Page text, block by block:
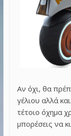
Αν όχι, θα
γέλιου αλλά
τέτοιο όχημα
μπορέσεις να